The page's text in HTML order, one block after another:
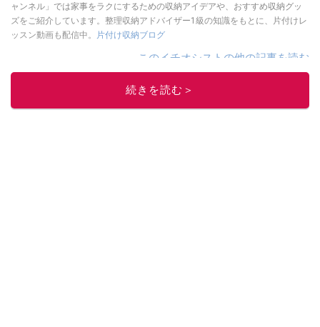
ャンネル」では家事をラクにするための収納アイデアや、おすすめ収納グッ
ズをご紹介しています。整理収納アドバイザー1級の知識をもとに、片付けレ
ッスン動画も配信中。
片付け収納ブログ
このイチオシストの他の記事を読む
続きを読む＞